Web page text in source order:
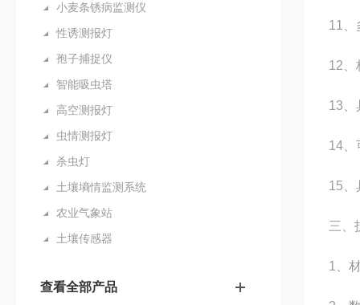
小麦条锈病监测仪
性诱测报灯
孢子捕捉仪
智能吸虫塔
高空测报灯
虫情测报灯
杀虫灯
土壤墒情监测系统
农业气象站
土壤传感器
查看全部产品
11、
12、
13、
14、
15、
三、
1、